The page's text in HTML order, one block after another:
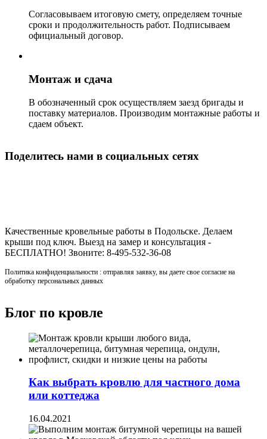
Согласовываем итоговую смету, определяем точные
сроки и продолжительность работ. Подписываем
официальный договор.
Монтаж и сдача
В обозначенный срок осуществляем заезд бригады и
поставку материалов. Производим монтажные работы и
сдаем объект.
Поделитесь нами в социальных сетях
Качественные кровельные работы в Подольске. Делаем
крыши под ключ. Выезд на замер и консультация -
БЕСПЛАТНО! Звоните: 8-495-532-36-08
Политика конфиденциальности : отправляя заявку, вы даете свое согласие на
обработку персональных данных
Блог по кровле
Как выбрать кровлю для частного дома
или коттеджа
16.04.2021